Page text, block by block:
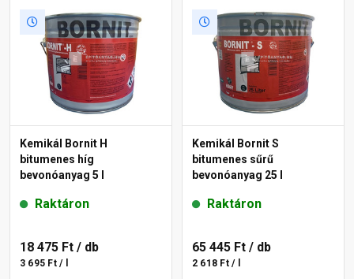
Kemikál Bornit H
bitumenes híg
bevonóanyag 5 l
Raktáron
18 475 Ft / db
3 695 Ft / l
Kemikál Bornit S
bitumenes sűrű
bevonóanyag 25 l
Raktáron
65 445 Ft / db
2 618 Ft / l